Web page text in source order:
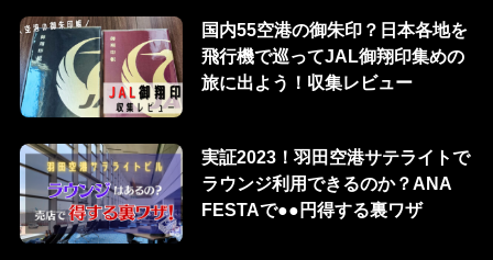
国内55空港の御朱印？日本各地を
飛行機で巡ってJAL御翔印集めの
旅に出よう！収集レビュー
実証2023！羽田空港サテライトで
ラウンジ利用できるのか？ANA
FESTAで●●円得する裏ワザ